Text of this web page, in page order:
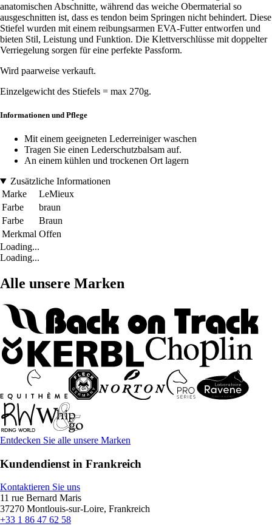
anatomischen Abschnitte, während das weiche Obermaterial so
ausgeschnitten ist, dass es tendon beim Springen nicht behindert. Diese
Stiefel wurden mit einem reibungsarmen EVA-Futter entworfen und
bieten Stil, Leistung und Funktion. Die Klettverschlüsse mit doppelter
Verriegelung sorgen für eine perfekte Passform.
Wird paarweise verkauft.
Einzelgewicht des Stiefels = max 270g.
Informationen und Pflege
Mit einem geeigneten Lederreiniger waschen
Tragen Sie einen Lederschutzbalsam auf.
An einem kühlen und trockenen Ort lagern
Zusätzliche Informationen
Marke
LeMieux
Farbe
braun
Farbe
Braun
Merkmal Offen
Loading...
Loading...
Alle unsere Marken
Entdecken Sie alle unsere Marken
Kundendienst in Frankreich
Kontaktieren Sie uns
11 rue Bernard Maris
37270 Montlouis-sur-Loire, Frankreich
+33 1 86 47 62 58